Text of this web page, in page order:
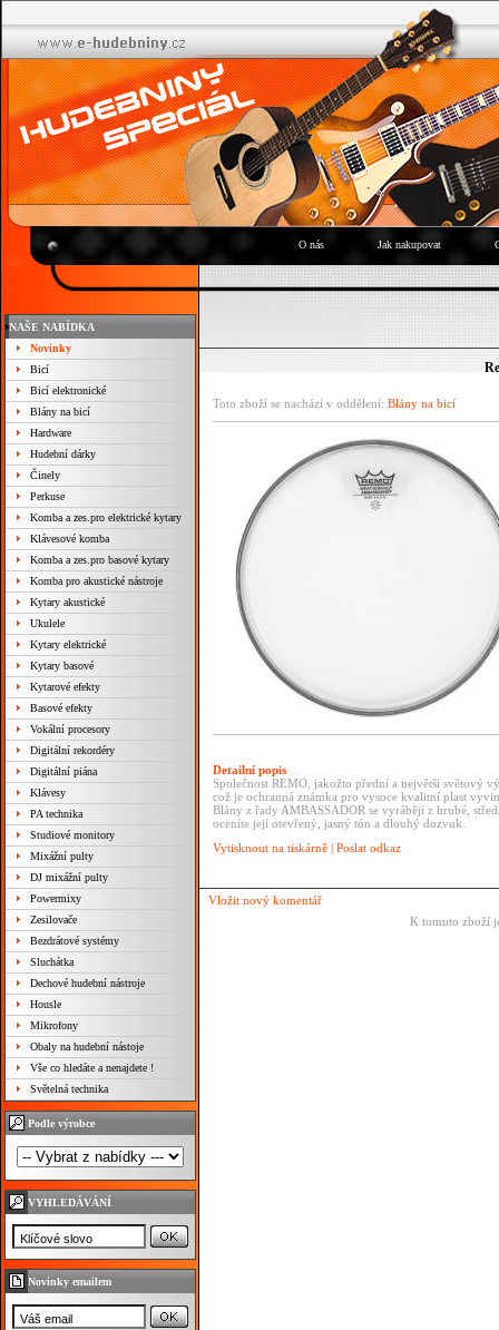
O nás Jak nakupovat
NAŠE NABÍDKA
Novinky
Bicí
Bicí elektronické
Blány na bicí
Hardware
Hudební dárky
Činely
Perkuse
Komba a zes.pro elektrické kytary
Klávesové komba
Komba a zes.pro basové kytary
Komba pro akustické nástroje
Kytary akustické
Ukulele
Kytary elektrické
Kytary basové
Kytarové efekty
Basové efekty
Vokální procesory
Digitální rekordéry
Digitální piána
Klávesy
PA technika
Studiové monitory
Mixážní pulty
DJ mixážní pulty
Powermixy
Zesilovače
Bezdrátové systémy
Sluchátka
Dechové hudební nástroje
Housle
Mikrofony
Obaly na hudební nástoje
Vše co hledáte a nenajdete !
Světelná technika
Podle výrobce
VYHLEDÁVÁNÍ
Novinky emailem
Toto zboží se nachází v oddělení: Blány na bicí
Detailní popis
Společnost REMO, jakožto přední a největší světový
což je ochranná známka pro vysoce kvalitní plast
Blány z řady AMBASSADOR se vyrábějí z hrubé,
oceníte její otevřený, jasný tón a dlouhý dozvuk.
Vytisknout na tiskárně | Poslat odkaz
Vložit nový komentář
K tomuto zboží